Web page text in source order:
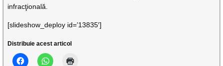
infracţională.
[slideshow_deploy id=’13835′]
Distribuie acest articol